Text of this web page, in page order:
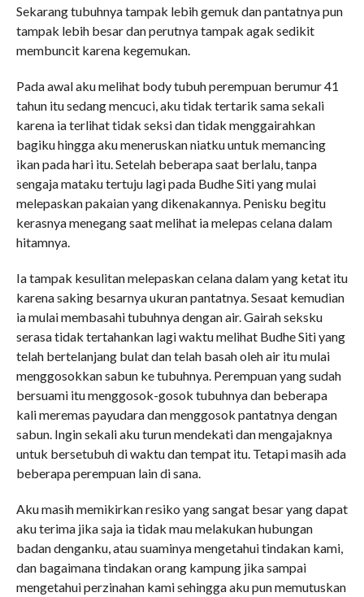
Sekarang tubuhnya tampak lebih gemuk dan pantatnya pun
tampak lebih besar dan perutnya tampak agak sedikit
membuncit karena kegemukan.
Pada awal aku melihat body tubuh perempuan berumur 41
tahun itu sedang mencuci, aku tidak tertarik sama sekali
karena ia terlihat tidak seksi dan tidak menggairahkan
bagiku hingga aku meneruskan niatku untuk memancing
ikan pada hari itu. Setelah beberapa saat berlalu, tanpa
sengaja mataku tertuju lagi pada Budhe Siti yang mulai
melepaskan pakaian yang dikenakannya. Penisku begitu
kerasnya menegang saat melihat ia melepas celana dalam
hitamnya.
Ia tampak kesulitan melepaskan celana dalam yang ketat itu
karena saking besarnya ukuran pantatnya. Sesaat kemudian
ia mulai membasahi tubuhnya dengan air. Gairah seksku
serasa tidak tertahankan lagi waktu melihat Budhe Siti yang
telah bertelanjang bulat dan telah basah oleh air itu mulai
menggosokkan sabun ke tubuhnya. Perempuan yang sudah
bersuami itu menggosok-gosok tubuhnya dan beberapa
kali meremas payudara dan menggosok pantatnya dengan
sabun. Ingin sekali aku turun mendekati dan mengajaknya
untuk bersetubuh di waktu dan tempat itu. Tetapi masih ada
beberapa perempuan lain di sana.
Aku masih memikirkan resiko yang sangat besar yang dapat
aku terima jika saja ia tidak mau melakukan hubungan
badan denganku, atau suaminya mengetahui tindakan kami,
dan bagaimana tindakan orang kampung jika sampai
mengetahui perzinahan kami sehingga aku pun memutuskan